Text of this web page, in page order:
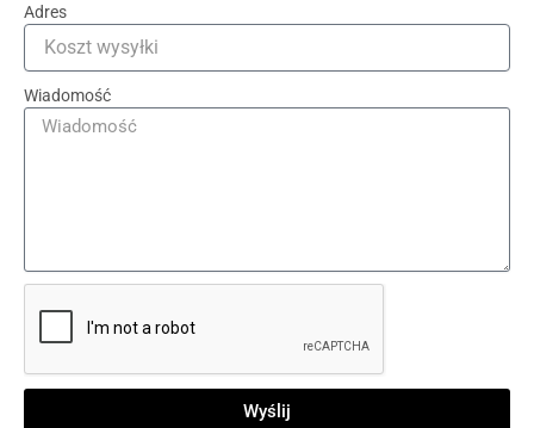
Adres
Wiadomość
Wyślij